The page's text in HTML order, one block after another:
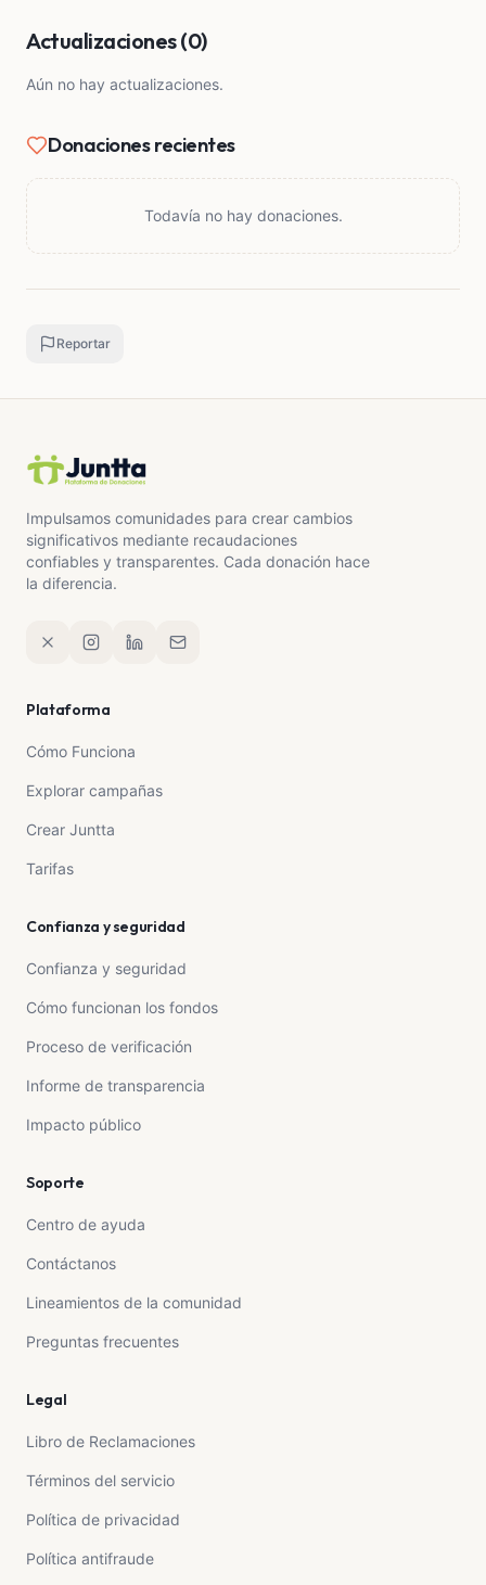
Actualizaciones (0)
Aún no hay actualizaciones.
Donaciones recientes
Todavía no hay donaciones.
Reportar
Impulsamos comunidades para crear cambios
significativos mediante recaudaciones
confiables y transparentes. Cada donación hace
la diferencia.
Plataforma
Cómo Funciona
Explorar campañas
Crear Juntta
Tarifas
Confianza y seguridad
Confianza y seguridad
Cómo funcionan los fondos
Proceso de verificación
Informe de transparencia
Impacto público
Soporte
Centro de ayuda
Contáctanos
Lineamientos de la comunidad
Preguntas frecuentes
Legal
Libro de Reclamaciones
Términos del servicio
Política de privacidad
Política antifraude